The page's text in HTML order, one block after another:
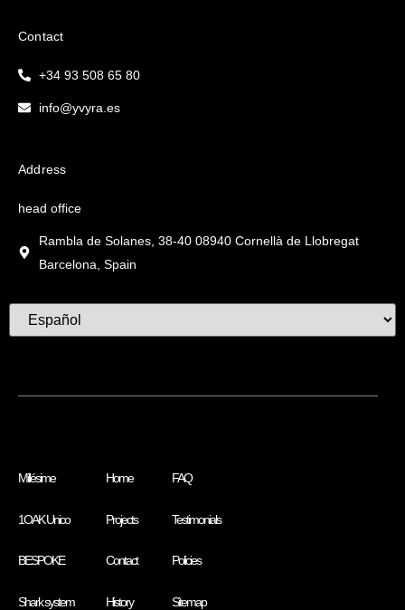
Contact
+34 93 508 65 80
info@yvyra.es
Address
head office
Rambla de Solanes, 38-40 08940 Cornellà de Llobregat
Barcelona, Spain
Millésime
1OAK Unico
BESPOKE
Shark system
Home
Projects
Contact
History
FAQ
Testimonials
Policies
Sitemap